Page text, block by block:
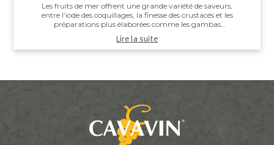
Les fruits de mer offrent une grande variété de saveurs,
entre l’iode des coquillages, la finesse des crustacés et les
préparations plus élaborées comme les gambas
Lire la suite